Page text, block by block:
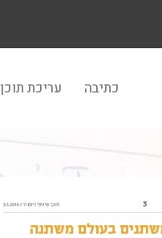
כתיבה עריכת תוכן